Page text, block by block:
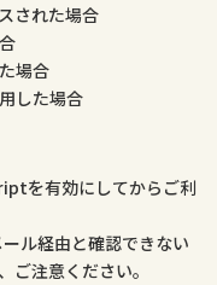
された場合
場合
した場合
を有効にしてからご利
ル経由と確認できない
ご注意ください。